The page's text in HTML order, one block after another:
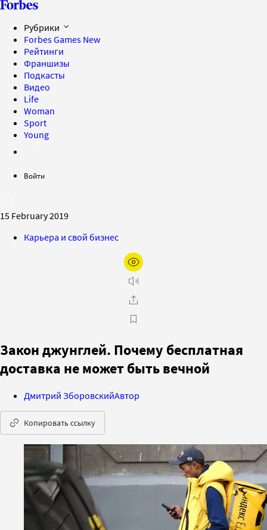
Рубрики
Forbes Games New
Рейтинги
Франшизы
Подкасты
Видео
Life
Woman
Sport
Young
Войти
15 February 2019
Карьера и свой бизнес
Закон джунглей. Почему бесплатная
доставка не может быть вечной
Дмитрий ЗборовскийАвтор
Копировать ссылку